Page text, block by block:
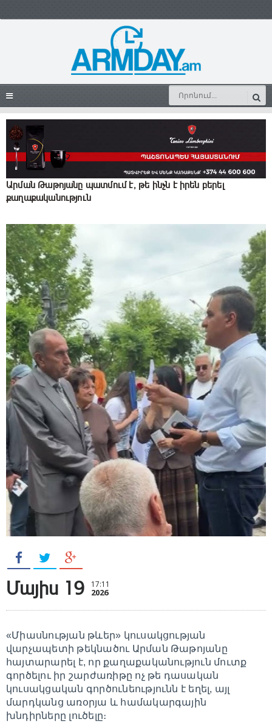
Արման Թաթոյանը պատմում է, թե ինչն է իրեն բերել
քաղաքականություն
Մայիս 19 17:11
2026
«Միասնության թևեր» կուսակցության
վարչապետի թեկնածու Արման Թաթոյանը
հայտարարել է, որ քաղաքականություն մուտք
գործելու իր շարժառիթը ոչ թե դասական
կուսակցական գործունեությունն է եղել, այլ
մարդկանց առօրյա և համակարգային
խնդիրները լուծելը։